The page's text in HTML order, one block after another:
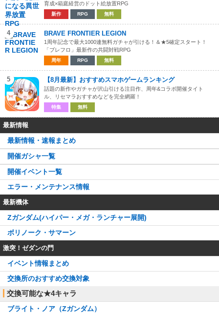
育成×箱庭経営のドット絵放置RPG
新作 RPG 無料
4 BRAVE FRONTIER LEGION
1周年記念で最大1000連無料ガチャが引ける！＆★5確定スタート！
「ブレフロ」最新作の共闘対戦RPG
周年 RPG 無料
5 【8月最新】おすすめスマホゲームランキング
話題の新作やガチャが沢山引ける注目作、周年&コラボ開催タイト
ル、リセマラおすすめなどを完全網羅！
特集 無料
最新情報
最新情報・速報まとめ
開催ガシャ一覧
開催イベント一覧
エラー・メンテナンス情報
最新機体
Zガンダム(ハイパー・メガ・ランチャー展開)
ボリノーク・サマーン
激突！ゼダンの門
イベント情報まとめ
交換所のおすすめ交換対象
交換可能な★4キャラ
ブライト・ノア（Zガンダム）